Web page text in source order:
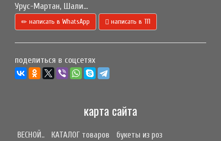
Урус-Мартан, Шали...
написать в WhatsApp написать в ТП
поделиться в соцсетях
карта сайта
ВЕСНОЙ.. КАТАЛОГ товаров
букеты из роз